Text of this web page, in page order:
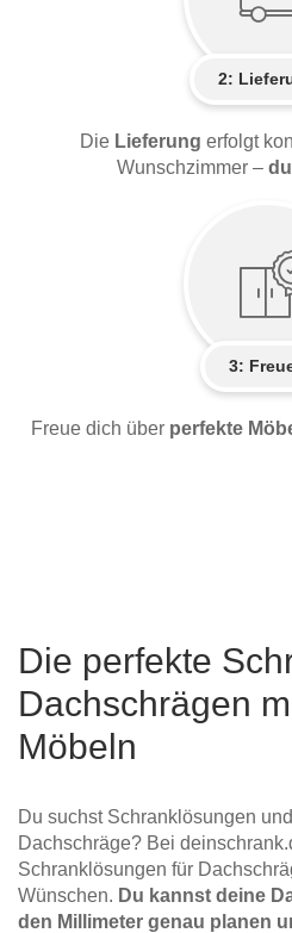
2:
Die Lieferung erfolgt
Wunschzimmer –
3:
Freue dich über perfekte
Die perfekte
Dachschrägen
Möbeln
Du suchst Schranklösungen
Dachschräge? Bei
Schranklösungen für
Wünschen. Du kannst deine
den Millimeter genau planen